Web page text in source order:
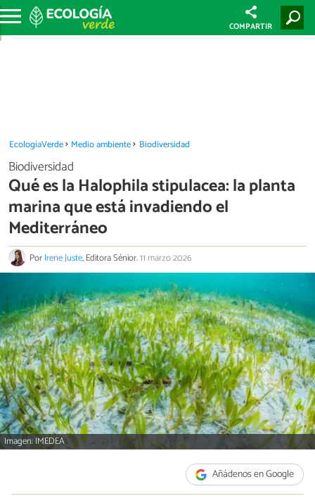
COMPARTIR
EcologíaVerde Medio ambiente Biodiversidad
Biodiversidad
Qué es la Halophila stipulacea: la planta
marina que está invadiendo el
Mediterráneo
PorIrene Juste, Editora Sénior.11 marzo 2026
Imagen: IMEDEA
Añádenos en Google